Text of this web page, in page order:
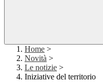
Home >
Novità >
Le notizie >
Iniziative del territorio